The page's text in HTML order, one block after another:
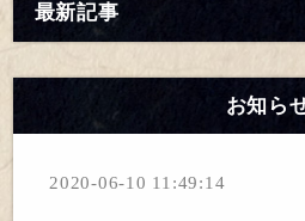
最新記事
お知ら
2020-06-10 11:49:14